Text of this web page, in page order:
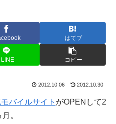
はてブ
LINE コピー
2012.10.06 2012.10.30
バイルサイト がOPENして2
月。